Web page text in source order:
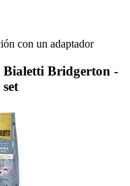
con un adaptador
Bialetti Bridgerton -